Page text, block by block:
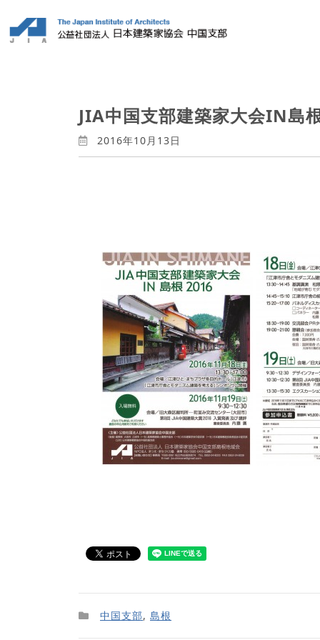
JIA中国支部建築家大会IN島
2016年10月13日
中国支部, 島根